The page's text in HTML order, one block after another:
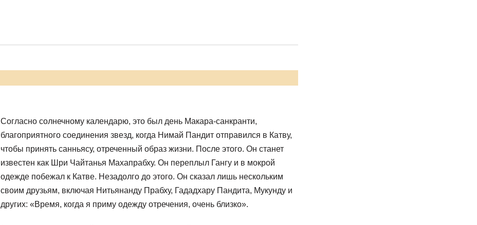
Согласно солнечному календарю, это был день Макара-санкранти,
благоприятного соединения звезд, когда Нимай Пандит отправился в Катву,
чтобы принять санньясу, отреченный образ жизни. После этого. Он станет
известен как Шри Чайтанья Махапрабху. Он переплыл Гангу и в мокрой
одежде побежал к Катве. Незадолго до этого. Он сказал лишь нескольким
своим друзьям, включая Нитьянанду Прабху, Гададхару Пандита, Мукунду и
других: «Время, когда я приму одежду отречения, очень близко».